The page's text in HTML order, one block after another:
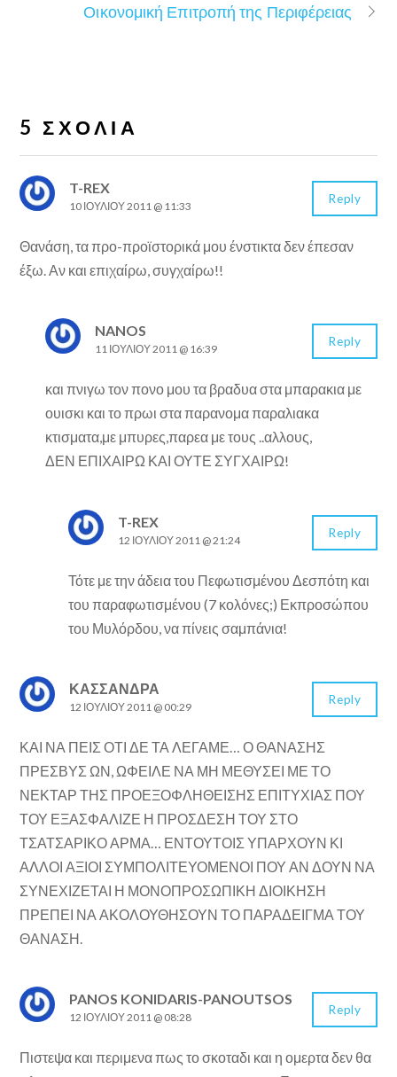
Οικονομική Επιτροπή της Περιφέρειας
5 ΣΧΌΛΙΑ
T-REX
10 ΙΟΥΛΊΟΥ 2011 @ 11:33
Θανάση, τα προ-προϊστορικά μου ένστικτα δεν έπεσαν
έξω. Αν και επιχαίρω, συγχαίρω!!
Reply
NANOS
11 ΙΟΥΛΊΟΥ 2011 @ 16:39
και πνιγω τον πονο μου τα βραδυα στα μπαρακια με
ουισκι και το πρωι στα παρανομα παραλιακα
κτισματα,με μπυρες,παρεα με τους ..αλλους,
ΔΕΝ ΕΠΙΧΑΙΡΩ ΚΑΙ ΟΥΤΕ ΣΥΓΧΑΙΡΩ!
Reply
T-REX
12 ΙΟΥΛΊΟΥ 2011 @ 21:24
Τότε με την άδεια του Πεφωτισμένου Δεσπότη και
του παραφωτισμένου (7 κολόνες;) Εκπροσώπου
του Μυλόρδου, να πίνεις σαμπάνια!
Reply
ΚΑΣΣΑΝΔΡΑ
12 ΙΟΥΛΊΟΥ 2011 @ 00:29
ΚΑΙ ΝΑ ΠΕΙΣ ΟΤΙ ΔΕ ΤΑ ΛΕΓΑΜΕ… Ο ΘΑΝΑΣΗΣ
ΠΡΕΣΒΥΣ ΩΝ, ΩΦΕΙΛΕ ΝΑ ΜΗ ΜΕΘΥΣΕΙ ΜΕ ΤΟ
ΝΕΚΤΑΡ ΤΗΣ ΠΡΟΕΞΟΦΛΗΘΕΙΣΗΣ ΕΠΙΤΥΧΙΑΣ ΠΟΥ
ΤΟΥ ΕΞΑΣΦΑΛΙΖΕ Η ΠΡΟΣΔΕΣΗ ΤΟΥ ΣΤΟ
ΤΣΑΤΣΑΡΙΚΟ ΑΡΜΑ… ΕΝΤΟΥΤΟΙΣ ΥΠΑΡΧΟΥΝ ΚΙ
ΑΛΛΟΙ ΑΞΙΟΙ ΣΥΜΠΟΛΙΤΕΥΟΜΕΝΟΙ ΠΟΥ ΑΝ ΔΟΥΝ ΝΑ
ΣΥΝΕΧΙΖΕΤΑΙ Η ΜΟΝΟΠΡΟΣΩΠΙΚΗ ΔΙΟΙΚΗΣΗ
ΠΡΕΠΕΙ ΝΑ ΑΚΟΛΟΥΘΗΣΟΥΝ ΤΟ ΠΑΡΑΔΕΙΓΜΑ ΤΟΥ
ΘΑΝΑΣΗ.
Reply
PANOS KONIDARIS-PANOUTSOS
12 ΙΟΥΛΊΟΥ 2011 @ 08:28
Πιστεψα και περιμενα πως το σκοταδι και η ομερτα δεν θα
Reply